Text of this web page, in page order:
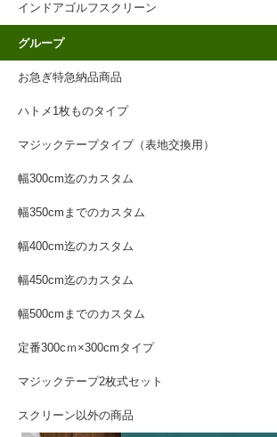
インドアゴルフスクリーン
グループ
お急ぎ特急納品商品
ハトメ1枚ものタイプ
マジックテープタイプ（表地交換用）
幅300cm迄のカスタム
幅350cmまでのカスタム
幅400cm迄のカスタム
幅450cm迄のカスタム
幅500cmまでのカスタム
定番300cｍ×300cmタイプ
マジックテープ2枚式セット
スクリーン以外の商品